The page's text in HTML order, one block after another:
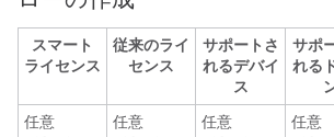
スマート
ライセンス
従来のライ
センス
サポートさ
れるデバイ
ス
サポ
れる
任意
任意
任意
任意